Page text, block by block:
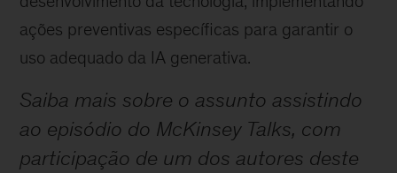
ações preventivas específicas para garantir o
uso adequado da IA generativa.
Saiba mais sobre o assunto assistindo
ao episódio do McKinsey Talks, com
participação de um dos autores deste